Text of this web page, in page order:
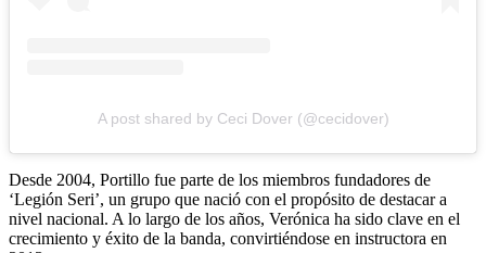
A post shared by Ceci Dover (@cecidover)
Desde 2004, Portillo fue parte de los miembros fundadores de
‘Legión Seri’, un grupo que nació con el propósito de destacar a
nivel nacional. A lo largo de los años, Verónica ha sido clave en el
crecimiento y éxito de la banda, convirtiéndose en instructora en